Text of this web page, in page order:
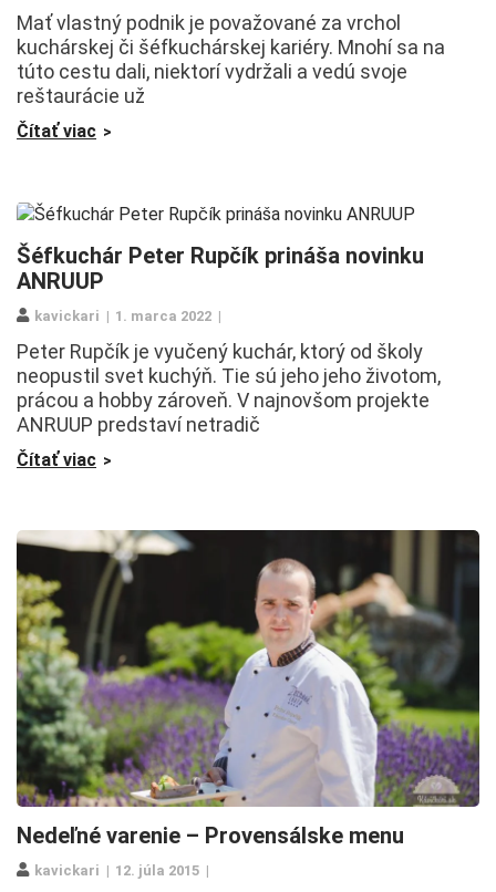
Mať vlastný podnik je považované za vrchol
kuchárskej či šéfkuchárskej kariéry. Mnohí sa na
túto cestu dali, niektorí vydržali a vedú svoje
reštaurácie už
Čítať viac
Šéfkuchár Peter Rupčík prináša novinku
ANRUUP
kavickari 1. marca 2022
Peter Rupčík je vyučený kuchár, ktorý od školy
neopustil svet kuchýň. Tie sú jeho jeho životom,
prácou a hobby zároveň. V najnovšom projekte
ANRUUP predstaví netradič
Čítať viac
Nedeľné varenie – Provensálske menu
kavickari 12. júla 2015